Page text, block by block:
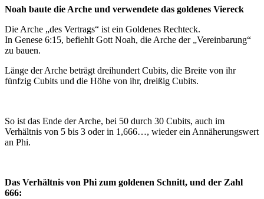
Noah baute die Arche und verwendete das goldenes Viereck
Die Arche „des Vertrags“ ist ein Goldenes Rechteck.
In Genese 6:15, befiehlt Gott Noah, die Arche der „Vereinbarung“
zu bauen.
Länge der Arche beträgt dreihundert Cubits, die Breite von ihr
fünfzig Cubits und die Höhe von ihr, dreißig Cubits.
So ist das Ende der Arche, bei 50 durch 30 Cubits, auch im
Verhältnis von 5 bis 3 oder in 1,666…, wieder ein Annäherungswert
an Phi.
Das Verhältnis von Phi zum goldenen Schnitt, und der Zahl
666: